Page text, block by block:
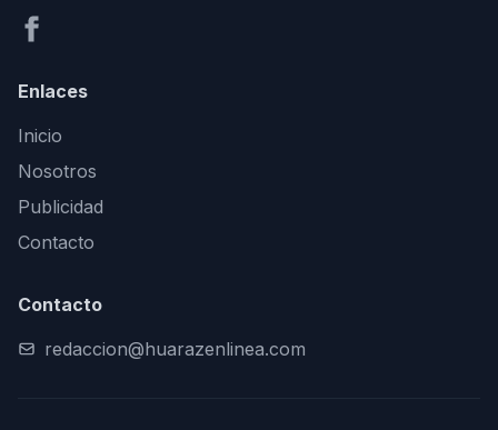
Enlaces
Inicio
Nosotros
Publicidad
Contacto
Contacto
redaccion@huarazenlinea.com